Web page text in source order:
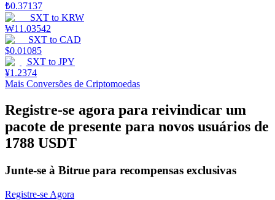
Launchpool
Staking flexível para ganhar tokens populares.
Investimentos exclusivos para titulares de BTR
₺0.37137
SXT to KRW
₩11.03542
SXT to CAD
$0.01085
SXT to JPY
¥1.2374
Mais Conversões de Criptomoedas
Registre-se agora para reivindicar um
pacote de presente para novos usuários de
1788 USDT
Junte-se à Bitrue para recompensas exclusivas
Registre-se Agora